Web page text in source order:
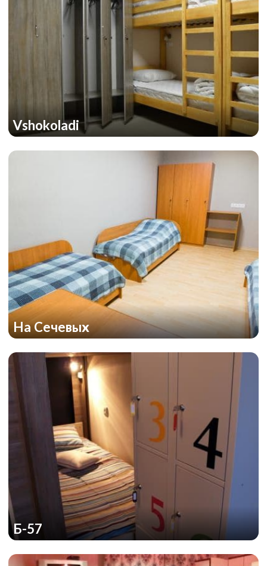
Vshokoladi
На Сечевых
Б-57